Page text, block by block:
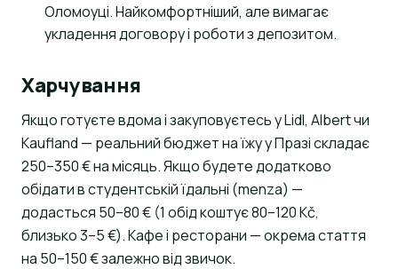
Оломоуці. Найкомфортніший, але вимагає
укладення договору і роботи з депозитом.
Харчування
Якщо готуєте вдома і закуповуєтесь у Lidl, Albert чи
Kaufland — реальний бюджет на їжу у Празі складає
250–350 € на місяць. Якщо будете додатково
обідати в студентській їдальні (menza) —
додасться 50–80 € (1 обід коштує 80–120 Kč,
близько 3–5 €). Кафе і ресторани — окрема стаття
на 50–150 € залежно від звичок.